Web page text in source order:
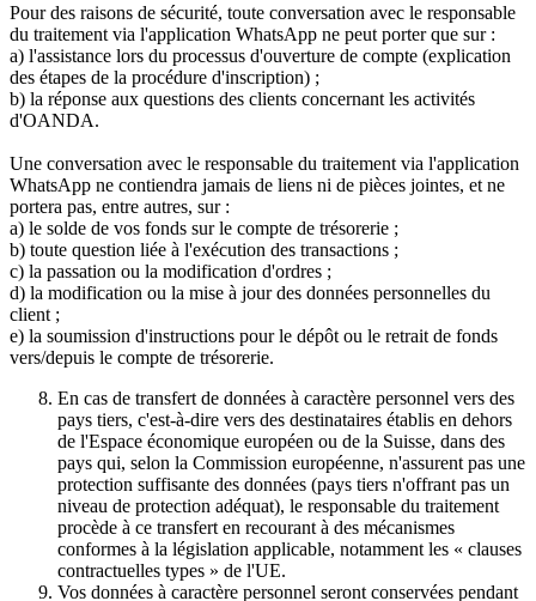
Pour des raisons de sécurité, toute conversation avec le responsable
du traitement via l'application WhatsApp ne peut porter que sur :
a) l'assistance lors du processus d'ouverture de compte (explication
des étapes de la procédure d'inscription) ;
b) la réponse aux questions des clients concernant les activités
d'OANDA.
Une conversation avec le responsable du traitement via l'application
WhatsApp ne contiendra jamais de liens ni de pièces jointes, et ne
portera pas, entre autres, sur :
a) le solde de vos fonds sur le compte de trésorerie ;
b) toute question liée à l'exécution des transactions ;
c) la passation ou la modification d'ordres ;
d) la modification ou la mise à jour des données personnelles du
client ;
e) la soumission d'instructions pour le dépôt ou le retrait de fonds
vers/depuis le compte de trésorerie.
En cas de transfert de données à caractère personnel vers des
pays tiers, c'est-à-dire vers des destinataires établis en dehors
de l'Espace économique européen ou de la Suisse, dans des
pays qui, selon la Commission européenne, n'assurent pas une
protection suffisante des données (pays tiers n'offrant pas un
niveau de protection adéquat), le responsable du traitement
procède à ce transfert en recourant à des mécanismes
conformes à la législation applicable, notamment les « clauses
contractuelles types » de l'UE.
Vos données à caractère personnel seront conservées pendant